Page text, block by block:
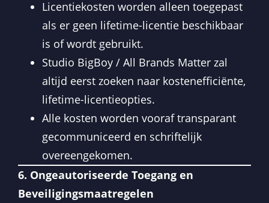
Licentiekosten worden alleen toegepast
als er geen lifetime-licentie beschikbaar
is of wordt gebruikt.
Studio BigBoy / All Brands Matter zal
altijd eerst zoeken naar kostenefficiënte,
lifetime-licentieopties.
Alle kosten worden vooraf transparant
gecommuniceerd en schriftelijk
overeengekomen.
6. Ongeautoriseerde Toegang en
Beveiligingsmaatregelen